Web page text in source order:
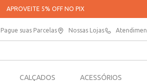
SUAS COMPRAS EM ATÉ 5X SEM JUROS*
Pague suas Parcelas Nossas Lojas
CALÇADOS ACESSÓRIOS